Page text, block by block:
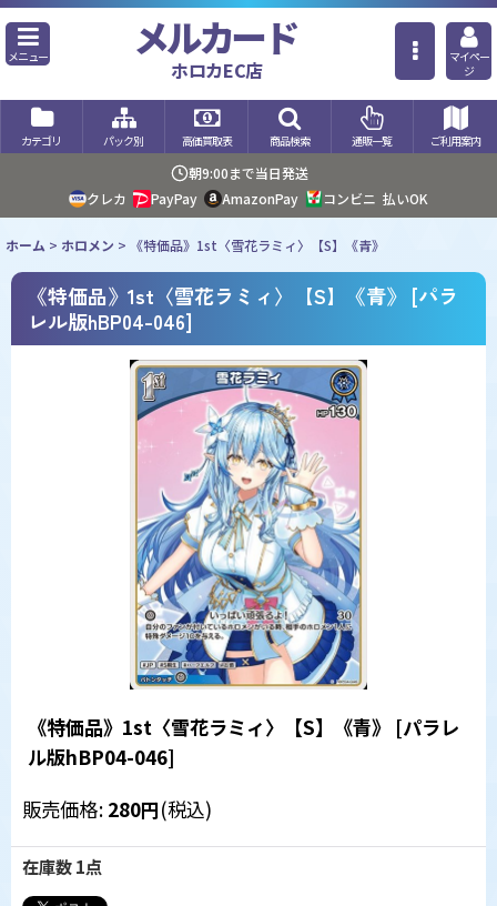
メニュー メルカード
ホロカEC店
マイペー
ジ
カテゴリ パック別 高価買取表 商品検索 通販一覧 ご利用案内
朝9:00まで当日発送
クレカ
PayPay AmazonPay コンビニ 払いOK
ホーム > ホロメン > 《特価品》1st〈雪花ラミィ〉【S】《青》
《特価品》1st〈雪花ラミィ〉【S】《青》 [パラ
レル版hBP04-046]
《特価品》1st〈雪花ラミィ〉【S】《青》 [パラレ
ル版hBP04-046]
販売価格: 280円(税込)
在庫数 1点